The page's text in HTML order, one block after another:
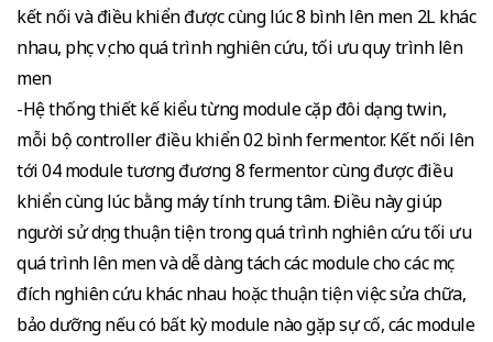
kết nối và điều khiển được cùng lúc 8 bình lên men 2L khác
nhau, phục vụ cho quá trình nghiên cứu, tối ưu quy trình lên
men
-Hệ thống thiết kế kiểu từng module cặp đôi dạng twin,
mỗi bộ controller điều khiển 02 bình fermentor. Kết nối lên
tới 04 module tương đương 8 fermentor cùng được điều
khiển cùng lúc bằng máy tính trung tâm. Điều này giúp
người sử dụng thuận tiện trong quá trình nghiên cứu tối ưu
quá trình lên men và dễ dàng tách các module cho các mục
đích nghiên cứu khác nhau hoặc thuận tiện việc sửa chữa,
bảo dưỡng nếu có bất kỳ module nào gặp sự cố, các module